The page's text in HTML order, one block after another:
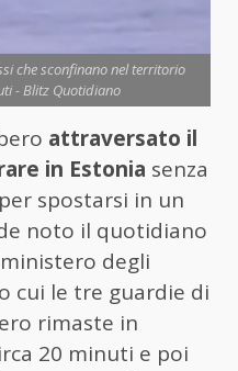
che sconfinano nel territorio
- Blitz Quotidiano
attraversato il
in Estonia senza
spostarsi in un
noto il quotidiano
degli
cui le tre guardie di
rimaste in
20 minuti e poi